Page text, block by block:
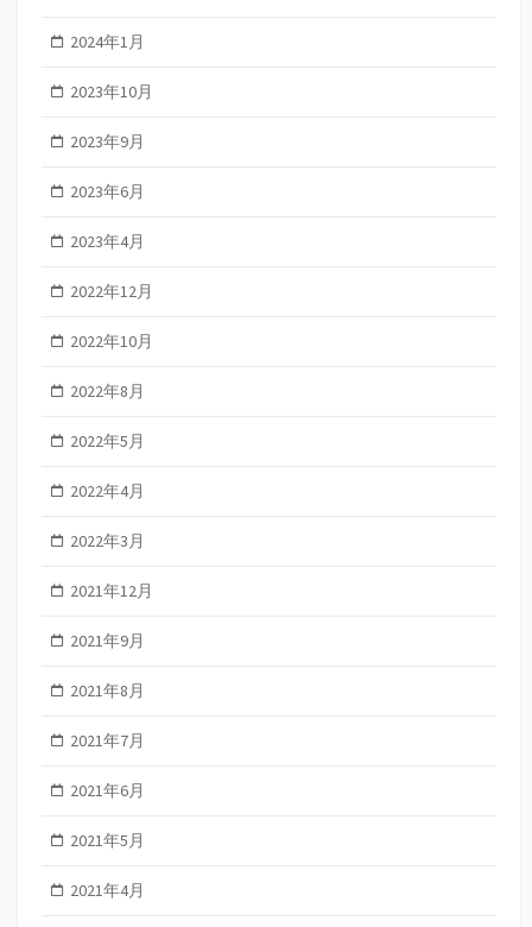
2024年1月
2023年10月
2023年9月
2023年6月
2023年4月
2022年12月
2022年10月
2022年8月
2022年5月
2022年4月
2022年3月
2021年12月
2021年9月
2021年8月
2021年7月
2021年6月
2021年5月
2021年4月